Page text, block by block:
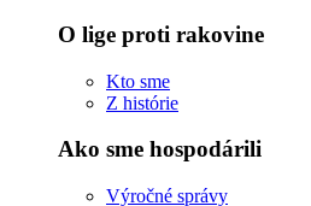
O lige proti rakovine
Kto sme
Z histórie
Ako sme hospodárili
Výročné správy